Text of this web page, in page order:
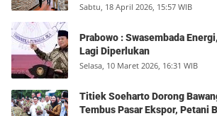
Sabtu, 18 April 2026, 15:57 WIB
Prabowo : Swasembada
Lagi Diperlukan
Selasa, 10 Maret 2026, 16:31 WIB
Titiek Soeharto Dorong
Tembus Pasar Ekspor, Petani